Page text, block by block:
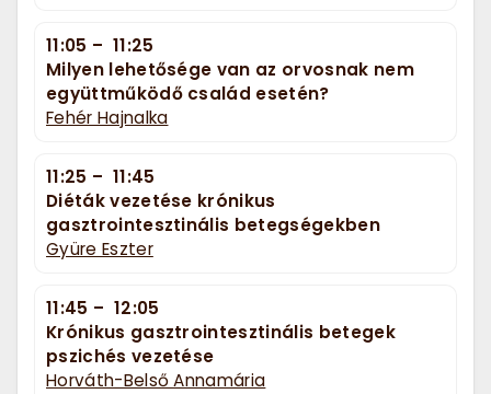
11:05 – 11:25
Milyen lehetősége van az orvosnak nem
együttműködő család esetén?
Fehér Hajnalka
11:25 – 11:45
Diéták vezetése krónikus
gasztrointesztinális betegségekben
Gyüre Eszter
11:45 – 12:05
Krónikus gasztrointesztinális betegek
pszichés vezetése
Horváth-Belső Annamária